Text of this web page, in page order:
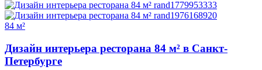
84 м²
Дизайн интерьера ресторана 84 м² в Санкт-
Петербурге